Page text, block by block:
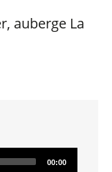
auberge La
00:00